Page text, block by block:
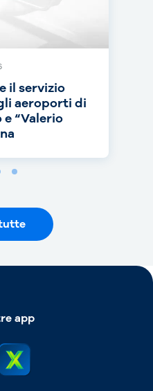
il servizio
aeroporti di
“Valerio
Auto e
nuova
europa: dal
attivo
app